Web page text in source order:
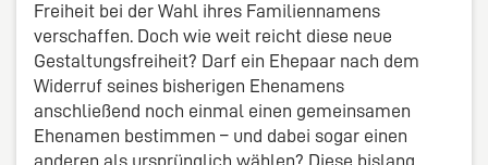
Freiheit bei der Wahl ihres Familiennamens
verschaffen. Doch wie weit reicht diese neue
Gestaltungsfreiheit? Darf ein Ehepaar nach dem
Widerruf seines bisherigen Ehenamens
anschließend noch einmal einen gemeinsamen
Ehenamen bestimmen – und dabei sogar einen
anderen als ursprünglich wählen? Diese bislang